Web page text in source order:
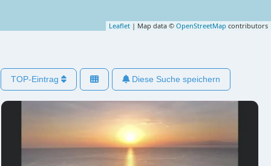
Leaflet | Map data © OpenStreetMap contributors
TOP-Eintrag Diese Suche speichern